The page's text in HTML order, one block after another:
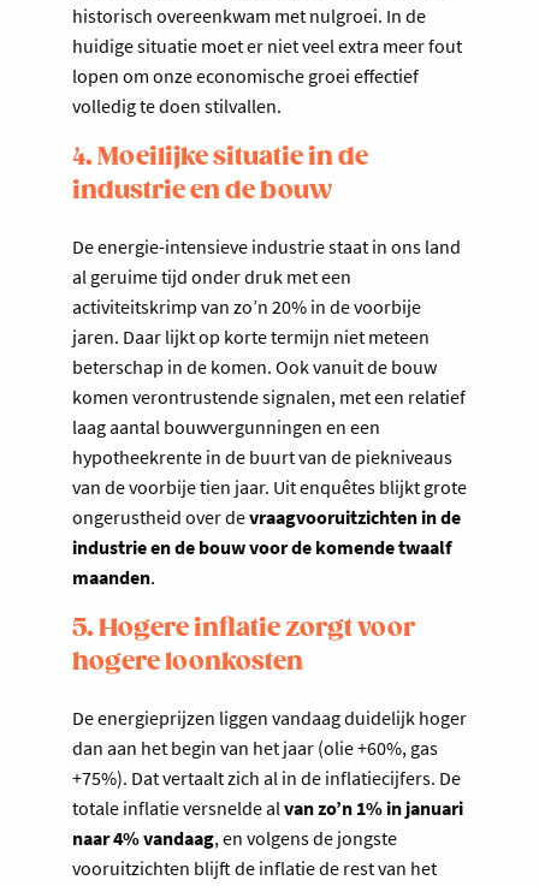
historisch overeenkwam met nulgroei. In de
huidige situatie moet er niet veel extra meer fout
lopen om onze economische groei effectief
volledig te doen stilvallen.
4. Moeilijke situatie in de
industrie en de bouw
De energie-intensieve industrie staat in ons land
al geruime tijd onder druk met een
activiteitskrimp van zo’n 20% in de voorbije
jaren. Daar lijkt op korte termijn niet meteen
beterschap in de komen. Ook vanuit de bouw
komen verontrustende signalen, met een relatief
laag aantal bouwvergunningen en een
hypotheekrente in de buurt van de piekniveaus
van de voorbije tien jaar. Uit enquêtes blijkt grote
ongerustheid over devraagvooruitzichten in de
industrie en de bouw voor de komende twaalf
maanden.
5. Hogere inflatie zorgt voor
hogere loonkosten
De energieprijzen liggen vandaag duidelijk hoger
dan aan het begin van het jaar (olie +60%, gas
+75%). Dat vertaalt zich al in de inflatiecijfers. De
totale inflatie versnelde alvan zo’n 1% in januari
naar 4% vandaag, en volgens de jongste
vooruitzichten blijft de inflatie de rest van het